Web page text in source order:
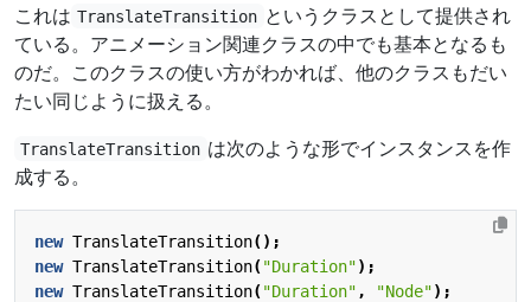
これは TranslateTransition というクラスとして提供され
ている。アニメーション関連クラスの中でも基本となるも
のだ。このクラスの使い方がわかれば、他のクラスもだい
たい同じように扱える。
TranslateTransition は次のような形でインスタンスを作
成する。
new TranslateTransition();
new TranslateTransition("Duration");
new TranslateTransition("Duration" , "Node");